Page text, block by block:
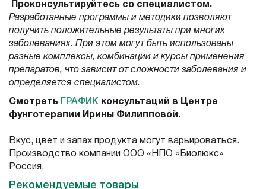
Проконсультируйтесь со специалистом.
Разработанные программы и методики позволяют
получить положительные результаты при многих
заболеваниях. При этом могут быть использованы
разные комплексы, комбинации и курсы применения
препаратов, что зависит от сложности заболевания и
определяется специалистом.
Смотреть ГРАФИК консультаций в Центре
фунготерапии Ирины Филипповой.
Вкус, цвет и запах продукта могут варьироваться.
Производство компании ООО «НПО «Биолюкс»
Россия.
Рекомендуемые товары